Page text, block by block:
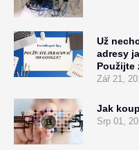
Už
adresy
Použijte
Zář 21,
Jak
Srp 01,